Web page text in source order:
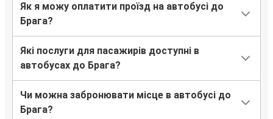
Як я можу оплатити проїзд на автобусі до
Брага?
Які послуги для пасажирів доступні в
автобусах до Брага?
Чи можна забронювати місце в автобусі до
Брага?